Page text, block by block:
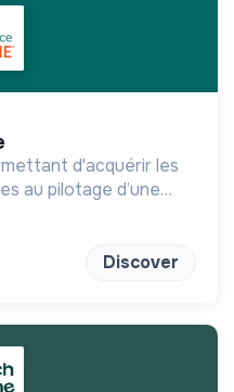
d'acquérir les
au pilotage d’une
Discover